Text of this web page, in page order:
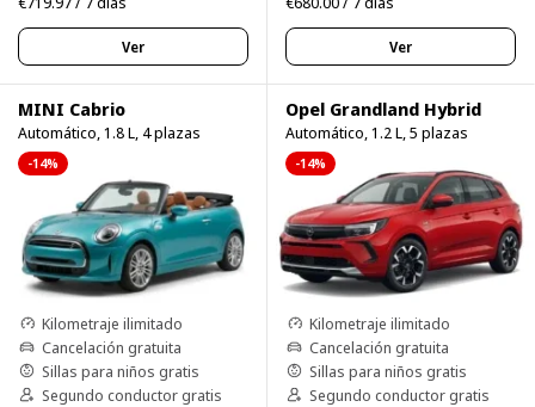
Ver Ver
MINI Cabrio
Automático, 1.8 L, 4 plazas
-14%
Kilometraje ilimitado
Cancelación gratuita
Sillas para niños gratis
Segundo conductor gratis
Opel Grandland Hybrid
Automático, 1.2 L, 5 plazas
-14%
Kilometraje ilimitado
Cancelación gratuita
Sillas para niños gratis
Segundo conductor gratis